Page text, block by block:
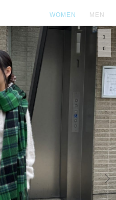
WOMEN MEN
1
6